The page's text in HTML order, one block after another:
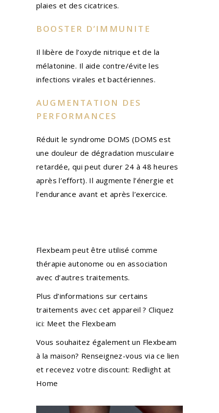
plaies et des cicatrices.
BOOSTER D’IMMUNITE
Il libère de l’oxyde nitrique et de la
mélatonine. Il aide contre/évite les
infections virales et bactériennes.
AUGMENTATION DES
PERFORMANCES
Réduit le syndrome DOMS (DOMS est
une douleur de dégradation musculaire
retardée, qui peut durer 24 à 48 heures
après l’effort). Il augmente l’énergie et
l’endurance avant et après l’exercice.
Flexbeam peut être utilisé comme
thérapie autonome ou en association
avec d’autres traitements.
Plus d’informations sur certains
traitements avec cet appareil ? Cliquez
ici: Meet the Flexbeam
Vous souhaitez également un Flexbeam
à la maison? Renseignez-vous via ce lien
et recevez votre discount: Redlight at
Home